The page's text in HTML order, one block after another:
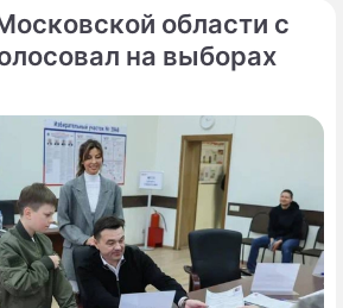
не можем оставаться в
области с
на выборах